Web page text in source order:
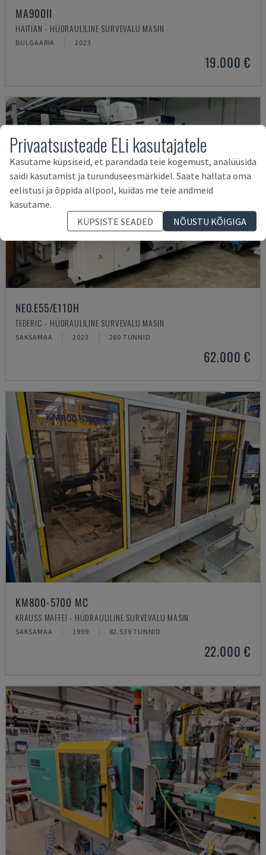
MA900ІІ
HAITIAN - HÜDRAULILINE SURVEVALU MASIN
BULGAARIA 2023
19.000 €
NEO.E55/E110H
TEDERIC - HÜDRAULILINE SURVEVALU MASIN
SAKSAMAA 2023 260 TUNNID
62.000 €
KM800-5700 MC
KRAUSS MAFFEI - HÜDRAULILINE SURVEVALU MASIN
SAKSAMAA 1999 82.539 TUNNID
22.000 €
Privaatsusteade ELi kasutajatele
Kasutame küpsiseid, et parandada teie kogemust, analüüsida
saidi kasutamist ja turunduseesmärkidel. Saate hallata oma
eelistusi ja õppida allpool, kuidas me teie andmeid
kasutame.
KÜPSISTE SEADED
NÕUSTU KÕIGIGA